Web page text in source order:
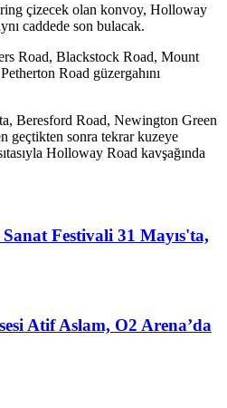
çizecek olan konvoy, Holloway
caddede son bulacak.
Road, Blackstock Road, Mount
Road güzergahını
Beresford Road, Newington Green
geçtikten sonra tekrar kuzeye
Holloway Road kavşağında
Festivali 31 Mayıs'ta,
Atif Aslam, O2 Arena’da